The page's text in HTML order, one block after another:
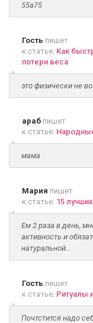
55а75
Гость пишет
к статье: Как
потери веса
это физически не
араб пишет
к статье:
мама
Мария пишет
к статье: 15
Ем 2 раза в день,
активность и
натуральной...
Гость пишет
к статье: Ритуалы
Почтстится надо